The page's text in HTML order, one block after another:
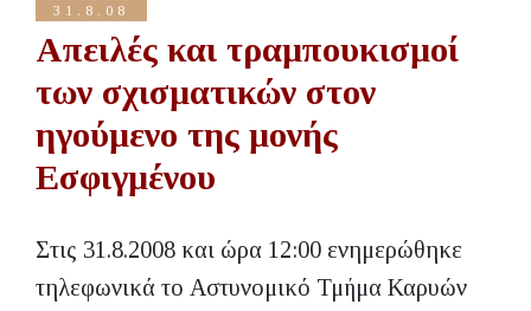
31.8.08
Απειλές και τραμπουκισμοί
των σχισματικών στον
ηγούμενο της μονής
Εσφιγμένου
Στις 31.8.2008 και ώρα 12:00 ενημερώθηκε
τηλεφωνικά το Αστυνομικό Τμήμα Καρυών